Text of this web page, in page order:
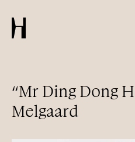
“Mr Ding Dong
Melgaard